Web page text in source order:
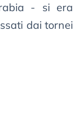
- si era
dai tornei